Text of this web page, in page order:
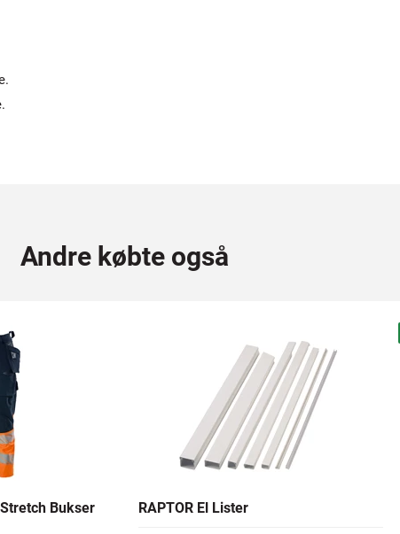
Andre købte også
Bukser
RAPTOR El Lister